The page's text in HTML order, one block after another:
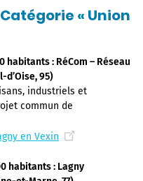
« Union
habitants : RéCom – Réseau
d’Oise, 95)
industriels et
commun de
en Vexin
habitants : Lagny